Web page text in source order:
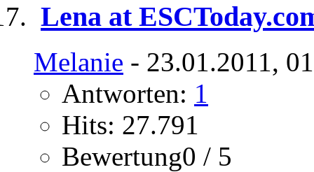
Lena at
Melanie - 23.01.2011,
Antworten: 1
Hits: 27.791
Bewertung0 / 5